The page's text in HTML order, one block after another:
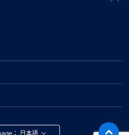
：